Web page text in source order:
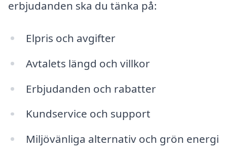
erbjudanden ska du tänka på:
Elpris och avgifter
Avtalets längd och villkor
Erbjudanden och rabatter
Kundservice och support
Miljövänliga alternativ och grön energi